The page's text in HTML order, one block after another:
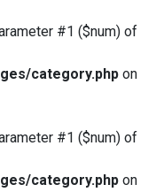
#1 ($num) of
category.php on
#1 ($num) of
category.php on